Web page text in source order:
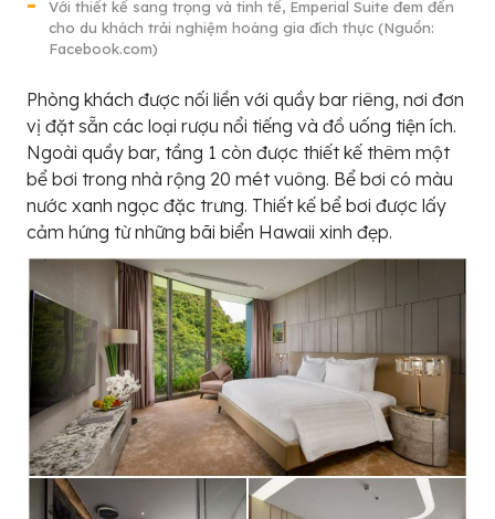
Với thiết kế sang trọng và tinh tế, Emperial Suite đem đến
cho du khách trải nghiệm hoàng gia đích thực (Nguồn:
Facebook.com)
Phòng khách được nối liền với quầy bar riêng, nơi đơn
vị đặt sẵn các loại rượu nổi tiếng và đồ uống tiện ích.
Ngoài quầy bar, tầng 1 còn được thiết kế thêm một
bể bơi trong nhà rộng 20 mét vuông. Bể bơi có màu
nước xanh ngọc đặc trưng. Thiết kế bể bơi được lấy
cảm hứng từ những bãi biển Hawaii xinh đẹp.